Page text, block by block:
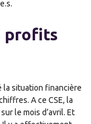
profits
la situation financière
A ce CSE, la
le mois d’avril. Et